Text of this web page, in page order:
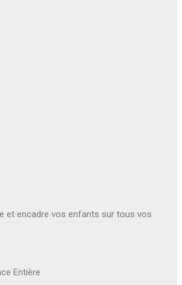
et encadre vos enfants sur tous vos
Entière